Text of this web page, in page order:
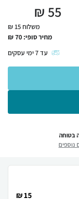
55
₪
משלוח 15 ₪
מחיר סופי: 70
₪
עד7ימי עסקים
בטוחה
נוספים
15 ₪